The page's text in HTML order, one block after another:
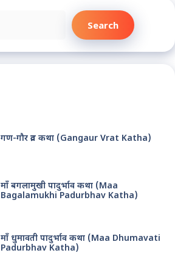
Search
गण-गौर व्रत कथा (Gangaur Vrat Katha)
माँ बगलामुखी पादुर्भाव कथा (Maa
Bagalamukhi Padurbhav Katha)
माँ धुमावती पादुर्भाव कथा (Maa Dhumavati
Padurbhav Katha)